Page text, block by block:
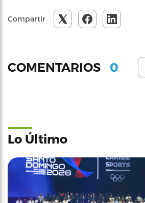
Compartir
COMENTARIOS 0
Lo Último